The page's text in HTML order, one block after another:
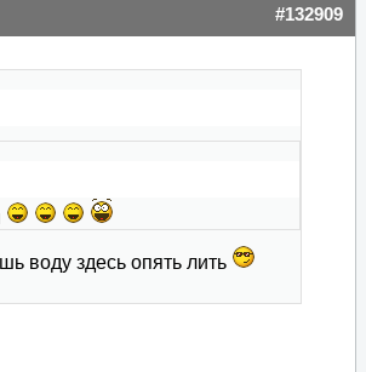
#132909
воду здесь опять лить